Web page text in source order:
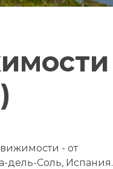
- от
дель-Соль, Испания.